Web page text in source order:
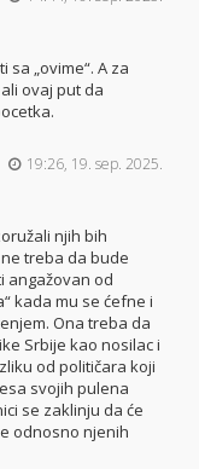
sa „ovime“. A za
ovaj put da
19:26, 19. sep. 2025.
njih bih
treba da bude
angažovan od
kada mu se ćefne i
Ona treba da
Srbije kao nosilac i
od političara koji
svojih pulena
se zaklinju da će
odnosno njenih